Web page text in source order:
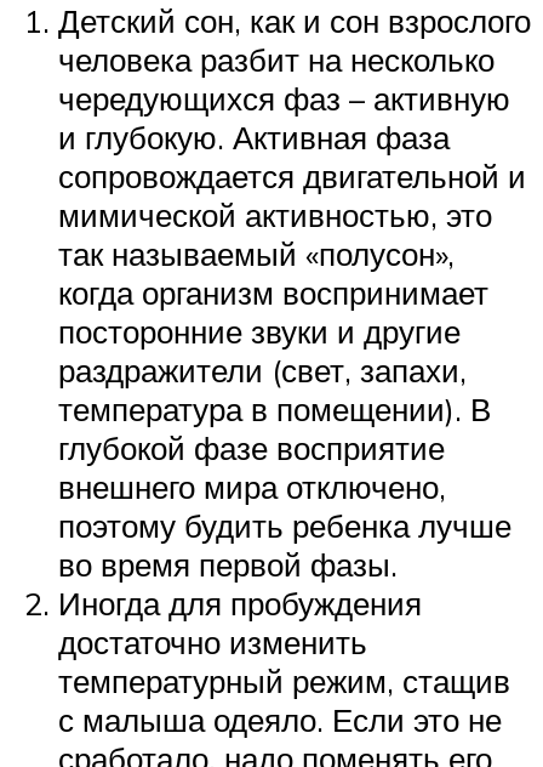
Детский сон, как и сон взрослого
человека разбит на несколько
чередующихся фаз – активную
и глубокую. Активная фаза
сопровождается двигательной и
мимической активностью, это
так называемый «полусон»,
когда организм воспринимает
посторонние звуки и другие
раздражители (свет, запахи,
температура в помещении). В
глубокой фазе восприятие
внешнего мира отключено,
поэтому будить ребенка лучше
во время первой фазы.
Иногда для пробуждения
достаточно изменить
температурный режим, стащив
с малыша одеяло. Если это не
сработало, надо поменять его